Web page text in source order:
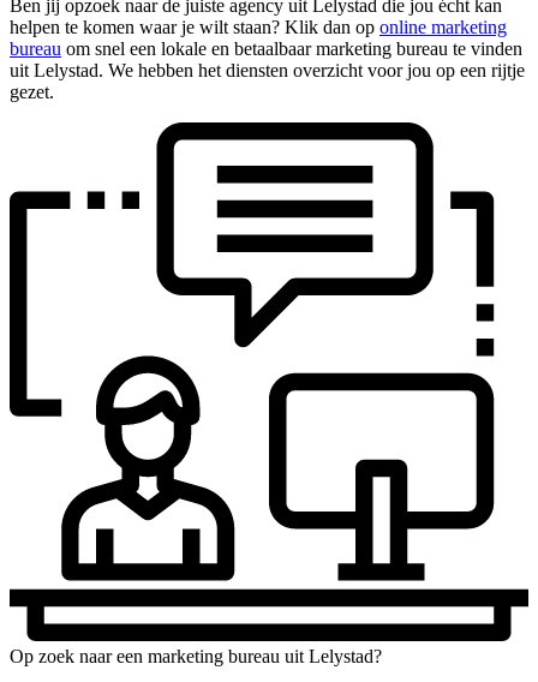
Ben jij opzoek naar de juiste agency uit Lelystad die jou écht kan
helpen te komen waar je wilt staan? Klik dan op online marketing
bureau om snel een lokale en betaalbaar marketing bureau te vinden
uit Lelystad. We hebben het diensten overzicht voor jou op een rijtje
gezet.
Op zoek naar een marketing bureau uit Lelystad?